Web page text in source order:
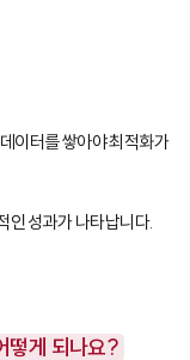
이터를 쌓아야 최적화가
인 성과가 나타납니다.
떻게 되나요?